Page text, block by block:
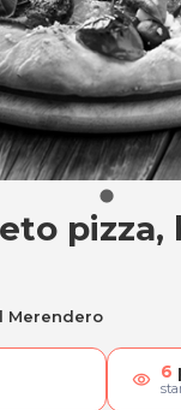
pizza,
Merendero
visibility 6